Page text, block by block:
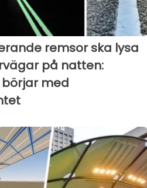
remsor ska lysa
på natten:
med